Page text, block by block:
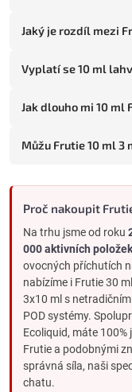
Frutie 30 ml má
Frutie 10 ml 3 mg
Frutie 30 ml 2 mg:
stejné chuti,
stejné chuti,
3 mg free-base vs.
Pokud používáte
máte dvě možnosti:
Frutie 10 ml 3 mg
chuť, pomalejší
atomizéry.
Frutie Bar Juice
Jaký je rozdíl mezi
Vyplatí se 10 ml
Jak dlouho mi 10 ml
Můžu Frutie 10 ml 3
Proč nakoupit
Na trhu jsme od roku
000 aktivních položek
ovocných příchutích
nabízíme i Frutie 30
3x10 ml s
POD systémy.
Ecoliquid, máte
Frutie a podobnými
správná síla, naši
chatu.